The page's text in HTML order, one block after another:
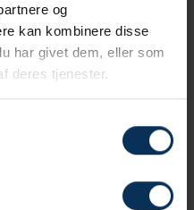
og
kan kombinere disse
har givet dem, eller som
deres tjenester.